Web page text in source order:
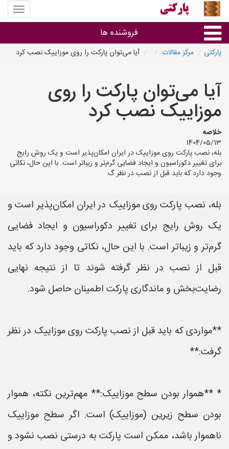
منوی
سایت
فروشنده ها
استان ها
پارکتی مرکز مقالات آیا می‌توان پارکت را روی موزاییک نصب کرد
آیا می‌توان پارکت را روی
موزاییک نصب کرد
خلاصه
1404/05/13
بله، نصب پارکت روی موزاییک در ایران امکان‌پذیر است و یک روش رایج
برای تغییر دکوراسیون و ایجاد فضایی گرم‌تر و زیباتر است. با این حال، نکاتی
وجود دارد که باید قبل از نصب در نظر گ
بله، نصب پارکت روی موزاییک در ایران امکان‌پذیر است و
یک روش رایج برای تغییر دکوراسیون و ایجاد فضایی
گرم‌تر و زیباتر است. با این حال، نکاتی وجود دارد که باید
قبل از نصب در نظر گرفته شوند تا از نتیجه نهایی
رضایت‌بخش و ماندگاری پارکت اطمینان حاصل شود.
**مواردی که باید قبل از نصب پارکت روی موزاییک در نظر
گرفت:**
* **هموار بودن سطح موزاییک:** مهم‌ترین نکته، هموار
بودن سطح زیرین (موزاییک) است. اگر سطح موزاییک
ناهموار باشد، ممکن است پارکت به درستی نصب نشود و